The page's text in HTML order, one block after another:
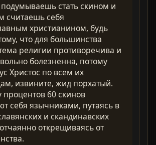
стать скином и
считаешь себя
христианином, будь
что для большинства
религии противоречива и
болезненна, потому
Христос по всем их
извините, жид порхатый.
процентов 60 скинов
себя язычниками, путаясь в
и скандинавских
открещиваясь от